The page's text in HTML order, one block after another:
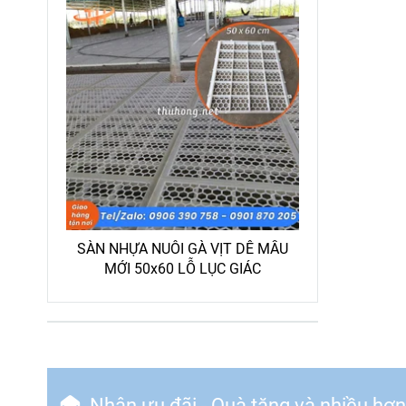
SÀN NHỰA NUÔI GÀ VỊT DÊ MẪU
MỚI 50x60 LỖ LỤC GIÁC